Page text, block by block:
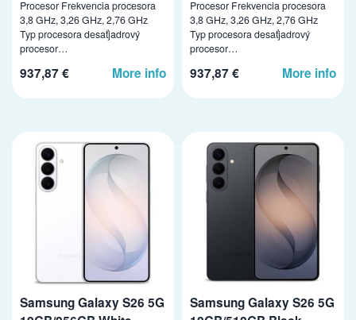
Procesor Frekvencia procesora
3,8 GHz, 3,26 GHz, 2,76 GHz
Typ procesora desaťjadrový
procesor…
937,87 € More info
Procesor Frekvencia procesora
3,8 GHz, 3,26 GHz, 2,76 GHz
Typ procesora desaťjadrový
procesor…
937,87 € More info
Samsung Galaxy S26 5G
Samsung Galaxy S26 5G